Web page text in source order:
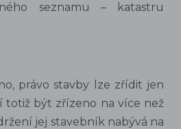
seznamu – katastru
právo stavby lze zřídit jen
totiž být zřízeno na více než
jej stavebník nabývá na